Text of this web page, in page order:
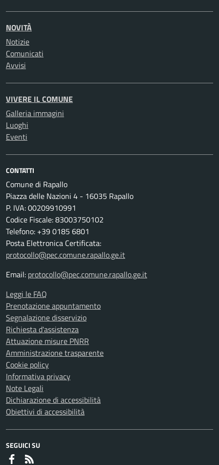
NOVITÀ
Notizie
Comunicati
Avvisi
VIVERE IL COMUNE
Galleria immagini
Luoghi
Eventi
CONTATTI
Comune di Rapallo
Piazza delle Nazioni 4 - 16035 Rapallo
P. IVA: 00209910991
Codice Fiscale: 83003750102
Telefono: +39 0185 6801
Posta Elettronica Certificata:
protocollo@pec.comune.rapallo.ge.it
Email: protocollo@pec.comune.rapallo.ge.it
Leggi le FAQ
Prenotazione appuntamento
Segnalazione disservizio
Richiesta d'assistenza
Attuazione misure PNRR
Amministrazione trasparente
Cookie policy
Informativa privacy
Note Legali
Dichiarazione di accessibilità
Obiettivi di accessibilità
SEGUICI SU
Faceboook